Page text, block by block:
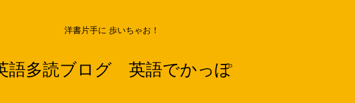
洋書片手に 歩いちゃお！
語多読ブログ 英語でかっぽ